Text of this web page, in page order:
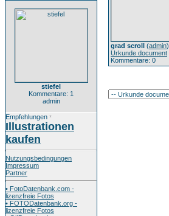
stiefel
Kommentare: 1
admin
Empfehlungen *
Illustrationen
kaufen
Nutzungsbedingungen
Impressum
Partner
• FotoDatenbank.com -
lizenzfreie Fotos
• FOTODatenbank.org -
lizenzfreie Fotos
grad scroll (admin)
Urkunde document
Kommentare: 0